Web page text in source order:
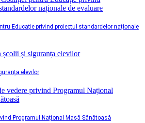
Educație privind proiectul standardelor naționale
elevilor
Programul Național Masă Sănătoasă